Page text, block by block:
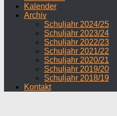
Kalender
Archiv
Schuljahr 2024/25
Schuljahr 2023/24
Schuljahr 2022/23
Schuljahr 2021/22
Schuljahr 2020/21
Schuljahr 2019/20
Schuljahr 2018/19
Kontakt